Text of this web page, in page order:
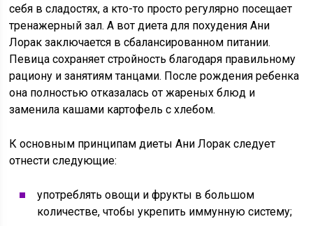
себя в сладостях, а кто-то просто регулярно посещает
тренажерный зал. А вот диета для похудения Ани
Лорак заключается в сбалансированном питании.
Певица сохраняет стройность благодаря правильному
рациону и занятиям танцами. После рождения ребенка
она полностью отказалась от жареных блюд и
заменила кашами картофель с хлебом.
К основным принципам диеты Ани Лорак следует
отнести следующие:
употреблять овощи и фрукты в большом
количестве, чтобы укрепить иммунную систему;